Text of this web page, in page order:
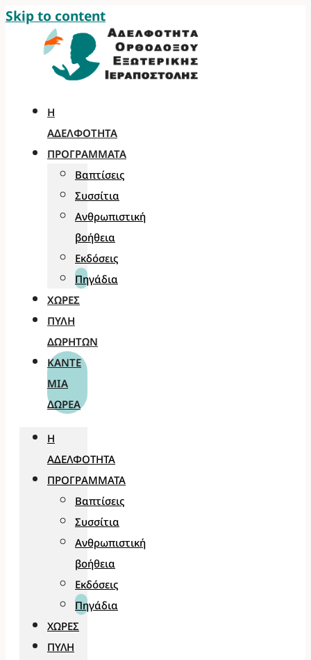
Skip to content
Η
ΑΔΕΛΦΌΤΗΤΑ
ΠΡΟΓΡΆΜΜΑΤΑ
Βαπτίσεις
Συσσίτια
Ανθρωπιστική
βοήθεια
Εκδόσεις
Πηγάδια
ΧΏΡΕΣ
ΠΎΛΗ
ΔΩΡΗΤΏΝ
ΚΆΝΤΕ
ΜΊΑ
ΔΩΡΕΆ
Η
ΑΔΕΛΦΌΤΗΤΑ
ΠΡΟΓΡΆΜΜΑΤΑ
Βαπτίσεις
Συσσίτια
Ανθρωπιστική
βοήθεια
Εκδόσεις
Πηγάδια
ΧΏΡΕΣ
ΠΎΛΗ